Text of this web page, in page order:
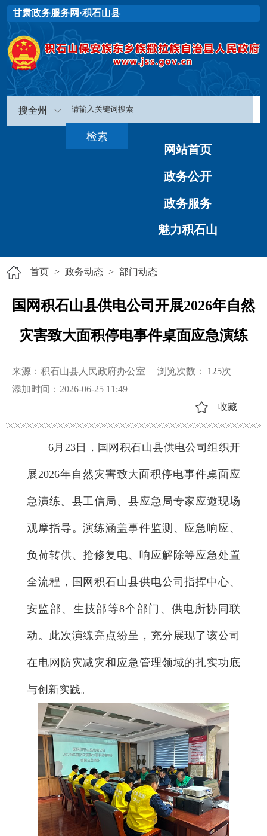
甘肃政务服务网·积石山县
搜全州
网站首页
政务公开
政务服务
魅力积石山
首页 > 政务动态 > 部门动态
国网积石山县供电公司开展2026年自然
灾害致大面积停电事件桌面应急演练
来源：积石山县人民政府办公室 浏览次数： 125次
添加时间：2026-06-25 11:49
收藏
6月23日，国网积石山县供电公司组织开
展2026年自然灾害致大面积停电事件桌面应
急演练。县工信局、县应急局专家应邀现场
观摩指导。演练涵盖事件监测、应急响应、
负荷转供、抢修复电、响应解除等应急处置
全流程，国网积石山县供电公司指挥中心、
安监部、生技部等8个部门、供电所协同联
动。此次演练亮点纷呈，充分展现了该公司
在电网防灾减灾和应急管理领域的扎实功底
与创新实践。